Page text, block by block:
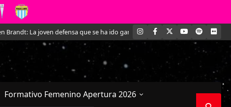
La joven defensa que se ha ido ganando un lugar en Magallanes El
INSTAGRAM
FACEBOOK YOUTUBE
SPOTIFY
Formativo Femenino Apertura 2026